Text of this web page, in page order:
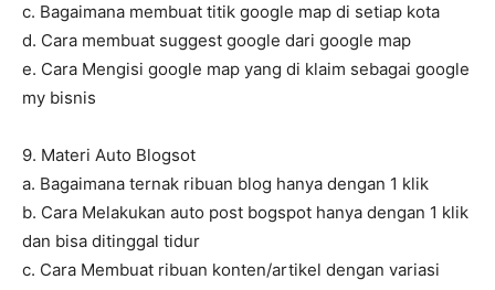
c. Bagaimana membuat titik google map di setiap kota
d. Cara membuat suggest google dari google map
e. Cara Mengisi google map yang di klaim sebagai google
my bisnis
9. Materi Auto Blogsot
a. Bagaimana ternak ribuan blog hanya dengan 1 klik
b. Cara Melakukan auto post bogspot hanya dengan 1 klik
dan bisa ditinggal tidur
c. Cara Membuat ribuan konten/artikel dengan variasi